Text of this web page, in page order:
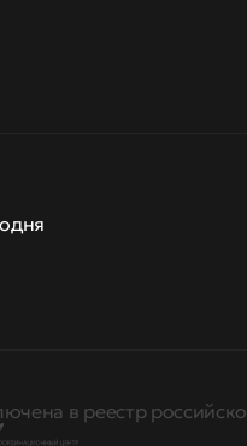
в реестр